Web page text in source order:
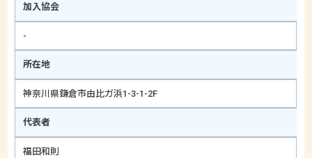
加入協会
-
所在地
神奈川県鎌倉市由比ガ浜1-3-1-2F
代表者
福田和則